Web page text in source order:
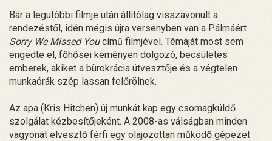
Bár a legutóbbi filmje után állítólag visszavonult a
rendezéstől, idén mégis újra versenyben van a Pálmáért
Sorry We Missed Youcímű filmjével. Témáját most sem
engedte el, főhősei keményen dolgozó, becsületes
emberek, akiket a bürokrácia útvesztője és a végtelen
munkaórák szép lassan felőrölnek.
Az apa (Kris Hitchen) új munkát kap egy csomagküldő
szolgálat kézbesítőjeként. A 2008-as válságban minden
vagyonát elvesztő férfi egy olajozottan működő gépezet